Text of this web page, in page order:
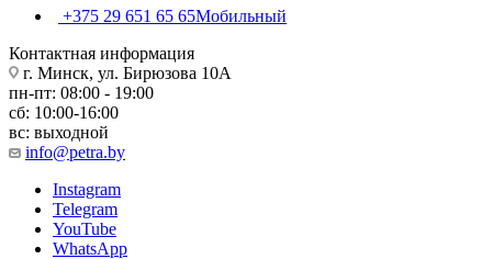
+375 29 651 65 65Мобильный
Контактная информация
г. Минск, ул. Бирюзова 10А
пн-пт: 08:00 - 19:00
сб: 10:00-16:00
вс: выходной
info@petra.by
Instagram
Telegram
YouTube
WhatsApp